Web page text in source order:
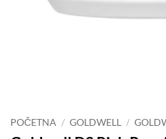
POČETNA / GOLDWELL /